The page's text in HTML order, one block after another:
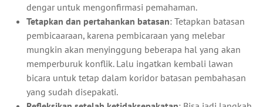
dengar untuk mengonfirmasi pemahaman.
Tetapkan dan pertahankan batasan: Tetapkan batasan
pembicaaraan, karena pembicaraan yang melebar
mungkin akan menyinggung beberapa hal yang akan
memperburuk konflik. Lalu ingatkan kembali lawan
bicara untuk tetap dalam koridor batasan pembahasan
yang sudah disepakati.